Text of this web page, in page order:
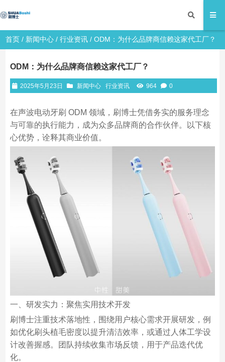
首页 / 新闻中心 /行业资讯 / ODM：为什么品牌商信赖这家代工厂？
ODM：为什么品牌商信赖这家代工厂？
2025年5月23日 新闻中心 行业资讯 964 0
在声波电动牙刷 ODM 领域，刷博士凭借务实的服务理念
与可靠的执行能力，成为众多品牌商的合作伙伴。以下核
心优势，诠释其商业价值。
一、研发实力：聚焦实用技术开发
刷博士注重技术落地性，围绕用户核心需求开展研发，例
如优化刷头植毛密度以提升清洁效率，或通过人体工学设
计改善握感。团队持续收集市场反馈，用于产品迭代优
化。